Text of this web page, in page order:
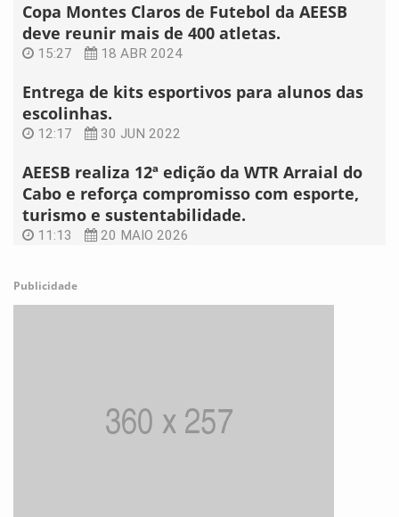
Copa Montes Claros de Futebol da AEESB
deve reunir mais de 400 atletas.
15:27 18 ABR 2024
Entrega de kits esportivos para alunos das
escolinhas.
12:17 30 JUN 2022
AEESB realiza 12ª edição da WTR Arraial do
Cabo e reforça compromisso com esporte,
turismo e sustentabilidade.
11:13 20 MAIO 2026
Publicidade